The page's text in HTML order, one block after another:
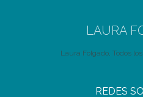
LAURA
Laura Folgado, Todos
REDES